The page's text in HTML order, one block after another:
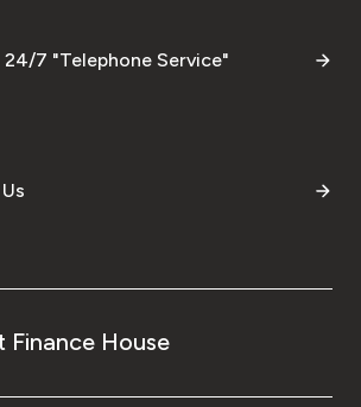
24/7 "Telephone Service"
House